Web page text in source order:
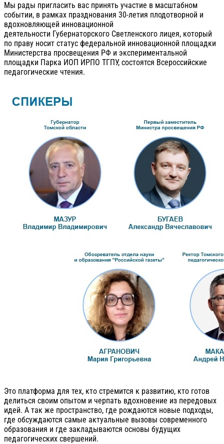
Мы рады пригласить вас принять участие в масштабном
событии, в рамках празднования 30-летия плодотворной и
вдохновляющей инновационной
деятельности Губернаторского Светленского лицея, который
по праву носит статус федеральной инновационной площадки
Министерства просвещения РФ и экспериментальной
площадки Парка ИОП ИРПО ТГПУ, состоятся Всероссийские
педагогические чтения.
Это платформа для тех, кто стремится к развитию, кто готов
делиться своим опытом и черпать вдохновение из передовых
идей. А так же пространство, где рождаются новые подходы,
где обсуждаются самые актуальные вызовы современного
образования и где закладываются основы будущих
педагогических свершений.